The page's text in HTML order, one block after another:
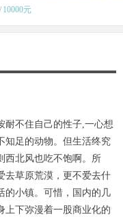
/ 10000元
耐不住自己的性子,一心想
知足的动物。但生活终究
西北风也吃不饱啊。所
去草原荒漠，更不爱去什
的小镇。可惜，国内的几
上下弥漫着一股商业化的